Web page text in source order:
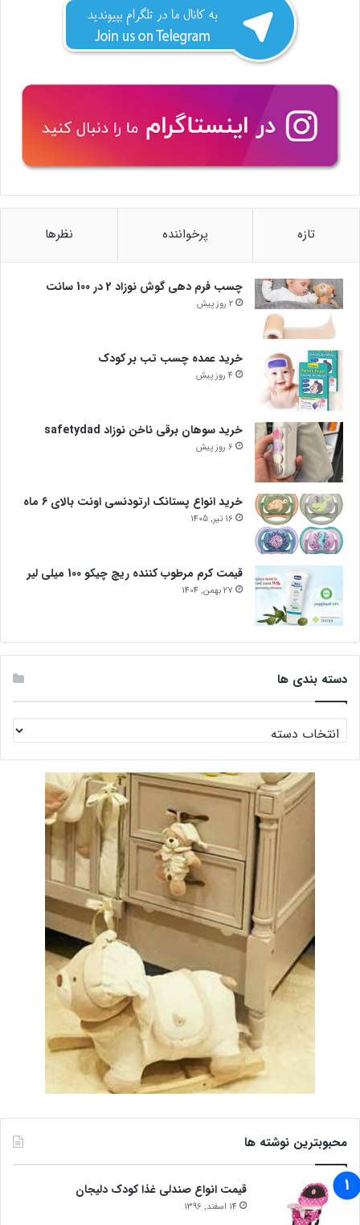
تازه پرخواننده نظرها
چسب فرم دهی گوش نوزاد 2 در 100 سانت
2 روز پیش
خرید عمده چسب تب بر کودک
4 روز پیش
خرید سوهان برقی ناخن نوزاد safetydad
6 روز پیش
خرید انواع پستانک ارتودنسی اونت بالای 6 ماه
16 تیر, 1405
قیمت کرم مرطوب کننده ریچ چیکو 100 میلی لیر
27 بهمن, 1404
دسته بندی ها
دسته
بندی
ها
محبوبترین نوشته ها
قیمت انواع صندلی غذا کودک دلیجان
14 اسفند, 1396